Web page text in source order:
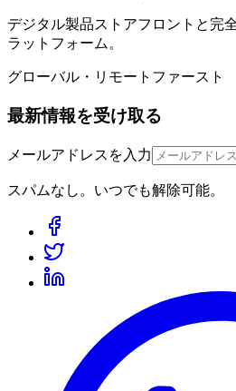
デジタル製品ストアフロントと完
ラットフォーム。
グローバル・リモートファースト
最新情報を受け取る
メールアドレスを入力
スパムなし。いつでも解除可能。